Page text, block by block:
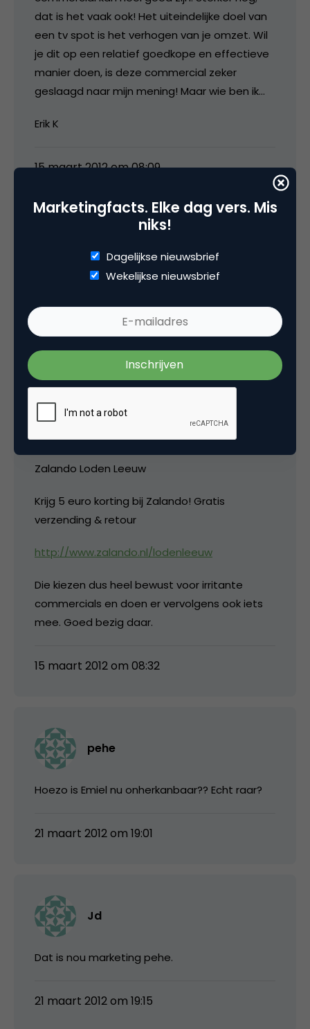
dat is het vaak ook! Het uiteindelijke doel van
een tv spot is het verhogen van je omzet. Wil
je dit op een relatief goedkope en effectieve
manier doen, is deze commercial zeker
geslaagd naar mijn mening! Maar wie ben ik…
Erik K
15 maart 2012 om 08:09
Hardcopy
goed kan werken doordat hij zo slecht is. De
extra aandacht die de campagne hier krijgt
draagt alleen maar bij aan de effectiviteit.
@Erik: Wat ik overigens erg grappig vond, was
advertentie zag naast het mailtje met jouw
reactie waarin je Zalando noemt:
Zalando Loden Leeuw
Krijg 5 euro korting bij Zalando! Gratis
verzending & retour
http://www.zalando.nl/lodenleeuw
Die kiezen dus heel bewust voor irritante
commercials en doen er vervolgens ook iets
mee. Goed bezig daar.
15 maart 2012 om 08:32
pehe
Hoezo is Emiel nu onherkanbaar?? Echt raar?
21 maart 2012 om 19:01
Jd
Dat is nou marketing pehe.
21 maart 2012 om 19:15
Marketingfacts. Elke dag vers. Mis
niks!
Dagelijkse nieuwsbrief
Wekelijkse nieuwsbrief